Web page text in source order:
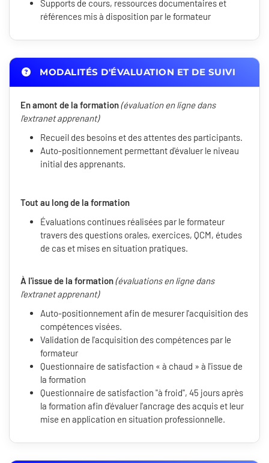
Supports de cours, ressources documentaires et
références mis à disposition par le formateur
MODALITÉS D'ÉVALUATION ET DE SUIVI
En amont de la formation(évaluation en ligne dans
l'extranet apprenant)
Recueil des besoins et des attentes des participants.
Auto-positionnement permettant d'évaluer le niveau
initial des apprenants.
Tout au long de la formation
Évaluations continues réalisées par le formateur
travers des questions orales, exercices, QCM, études
de cas et mises en situation pratiques.
À l'issue de la formation(évaluations en ligne dans
l'extranet apprenant)
Auto-positionnement afin de mesurer l'acquisition des
compétences visées.
Validation de l'acquisition des compétences par le
formateur
Questionnaire de satisfaction « à chaud » à l'issue de
la formation
Questionnaire de satisfaction "à froid", 45 jours après
la formation afin d'évaluer l'ancrage des acquis et leur
mise en application en situation professionnelle.